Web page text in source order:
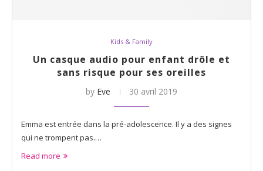
Kids & Family
Un casque audio pour enfant drôle et
sans risque pour ses oreilles
by Eve 30 avril 2019
Emma est entrée dans la pré-adolescence. Il y a des signes
qui ne trompent pas.…
Read more